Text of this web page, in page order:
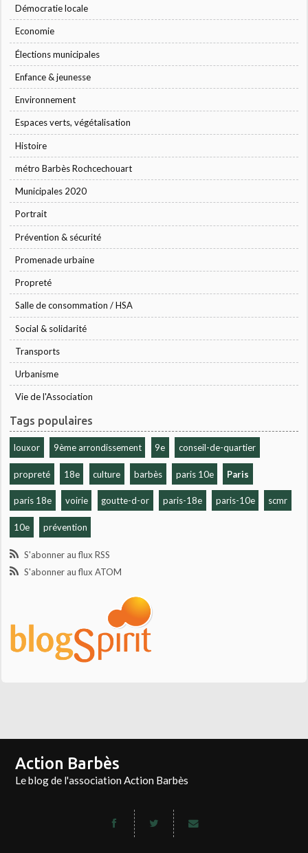
Démocratie locale
Economie
Élections municipales
Enfance & jeunesse
Environnement
Espaces verts, végétalisation
Histoire
métro Barbès Rochcechouart
Municipales 2020
Portrait
Prévention & sécurité
Promenade urbaine
Propreté
Salle de consommation / HSA
Social & solidarité
Transports
Urbanisme
Vie de l'Association
Tags populaires
louxor 9ème arrondissement 9e conseil-de-quartier
propreté 18e culture barbès paris 10e Paris
paris 18e voirie goutte-d-or paris-18e paris-10e scmr
10e prévention
S'abonner au flux RSS
S'abonner au flux ATOM
Action Barbès
Le blog de l'association Action Barbès